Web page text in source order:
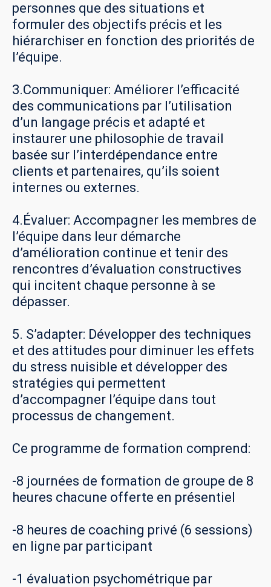
personnes que des situations et
formuler des objectifs précis et les
hiérarchiser en fonction des priorités de
l’équipe.
3.Communiquer: Améliorer l’efficacité
des communications par l’utilisation
d’un langage précis et adapté et
instaurer une philosophie de travail
basée sur l’interdépendance entre
clients et partenaires, qu’ils soient
internes ou externes.
4.Évaluer: Accompagner les membres de
l’équipe dans leur démarche
d’amélioration continue et tenir des
rencontres d’évaluation constructives
qui incitent chaque personne à se
dépasser.
5. S’adapter: Développer des techniques
et des attitudes pour diminuer les effets
du stress nuisible et développer des
stratégies qui permettent
d’accompagner l’équipe dans tout
processus de changement.
Ce programme de formation comprend:
-8 journées de formation de groupe de 8
heures chacune offerte en présentiel
-8 heures de coaching privé (6 sessions)
en ligne par participant
-1 évaluation psychométrique par